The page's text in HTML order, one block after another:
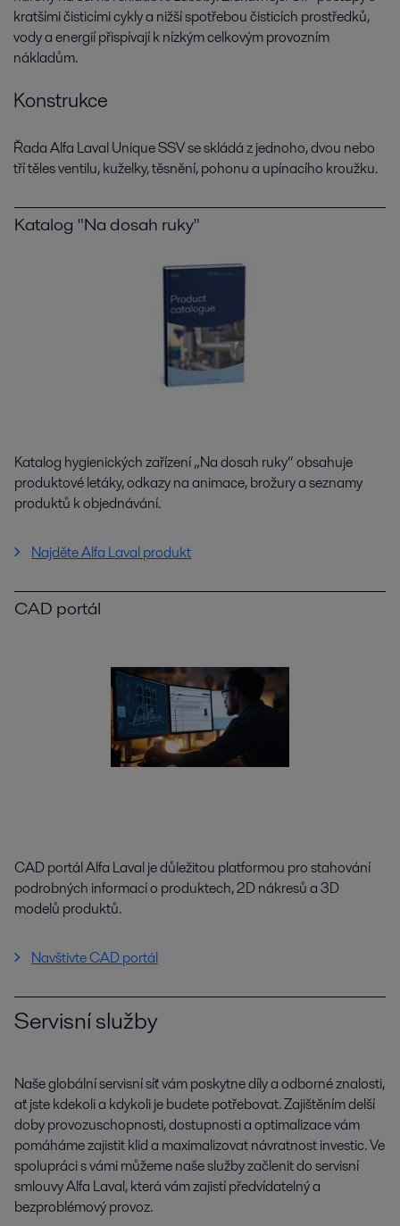
kratšími čisticími cykly a nižší spotřebou čisticích prostředků,
vody a energií přispívají k nízkým celkovým provozním
nákladům.
Konstrukce
Řada Alfa Laval Unique SSV se skládá z jednoho, dvou nebo
tří těles ventilu, kuželky, těsnění, pohonu a upínacího kroužku.
Katalog "Na dosah ruky"
Katalog hygienických zařízení „Na dosah ruky“ obsahuje
produktové letáky, odkazy na animace, brožury a seznamy
produktů k objednávání.
Najděte Alfa Laval produkt
CAD portál
CAD portál Alfa Laval je důležitou platformou pro stahování
podrobných informací o produktech, 2D nákresů a 3D
modelů produktů.
Navštivte CAD portál
Servisní služby
Naše globální servisní síť vám poskytne díly a odborné znalosti,
ať jste kdekoli a kdykoli je budete potřebovat. Zajištěním delší
doby provozuschopnosti, dostupnosti a optimalizace vám
pomáháme zajistit klid a maximalizovat návratnost investic. Ve
spolupráci s vámi můžeme naše služby začlenit do servisní
smlouvy Alfa Laval, která vám zajistí předvídatelný a
bezproblémový provoz.